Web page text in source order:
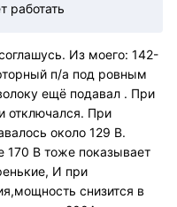
работать
Из моего: 142-
п/а под ровным
ещё подавал . При
отключался. При
около 129 В.
В тоже показывает
И при
снизится в